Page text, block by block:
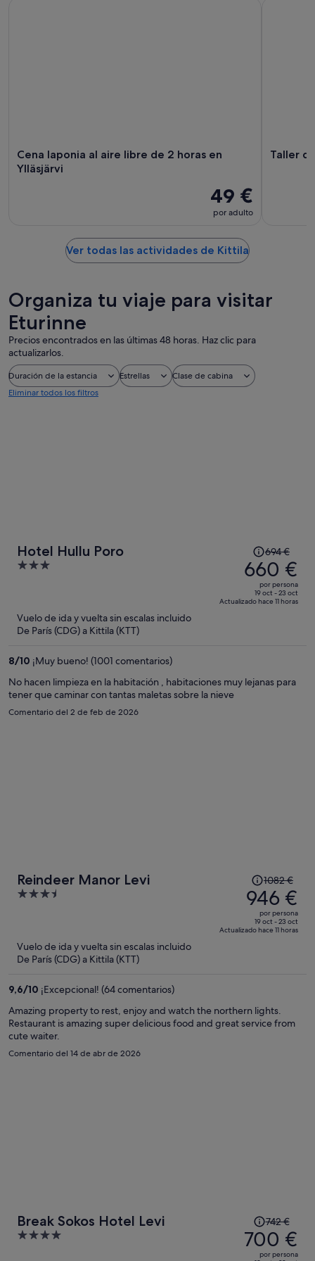
Cena laponia al aire libre de 2 horas en
Ylläsjärvi
49 €
por adulto
Taller
Ver todas las actividades de Kittila
Organiza tu viaje para visitar
Eturinne
Precios encontrados en las últimas 48 horas. Haz clic para
actualizarlos.
Duración de la estancia Estrellas
Clase de cabina
Eliminar todos los filtros
Hotel Hullu Poro
3
5
precio
era
de
694 €,
por
694 €
660 €
por persona
19 oct - 23 oct
Actualizado hace 11 horas
Vuelo de ida y vuelta sin escalas incluido
De París (CDG) a Kittila (KTT)
8/10 ¡Muy bueno! (1001 comentarios)
No hacen limpieza en la habitación , habitaciones muy lejanas para
tener que caminar con tantas maletas sobre la nieve
Comentario del 2 de feb de 2026
Reindeer Manor Levi
3.5
El
precio
era
de
1082 €,
por
persona
1082 €
946 €
por persona
19 oct - 23 oct
Actualizado hace 11 horas
Vuelo de ida y vuelta sin escalas incluido
De París (CDG) a Kittila (KTT)
9,6/10 ¡Excepcional! (64 comentarios)
Amazing property to rest, enjoy and watch the northern lights.
Restaurant is amazing super delicious food and great service from
cute waiter.
Comentario del 14 de abr de 2026
Break Sokos Hotel Levi
4
precio
era
742 €
700 €
por persona